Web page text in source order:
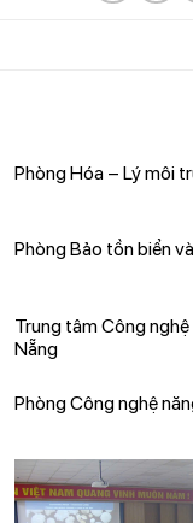
Phòng Hóa – Lý môi
Phòng Bảo tồn biển
Trung tâm Công
Nẵng
Phòng Công nghệ